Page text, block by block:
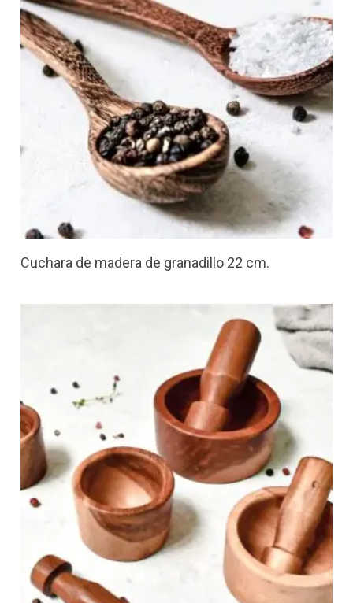
Cuchara de madera de granadillo 22 cm.